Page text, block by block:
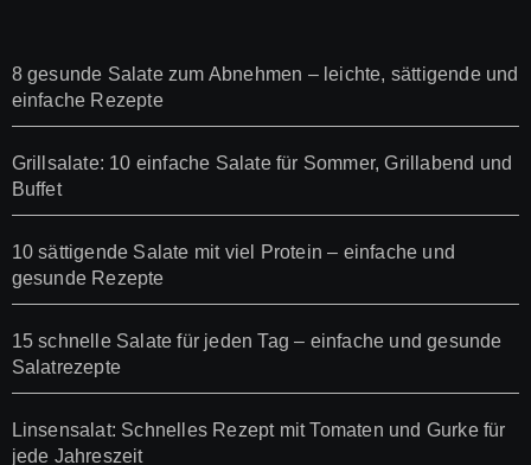
8 gesunde Salate zum Abnehmen – leichte, sättigende und
einfache Rezepte
Grillsalate: 10 einfache Salate für Sommer, Grillabend und
Buffet
10 sättigende Salate mit viel Protein – einfache und
gesunde Rezepte
15 schnelle Salate für jeden Tag – einfache und gesunde
Salatrezepte
Linsensalat: Schnelles Rezept mit Tomaten und Gurke für
jede Jahreszeit